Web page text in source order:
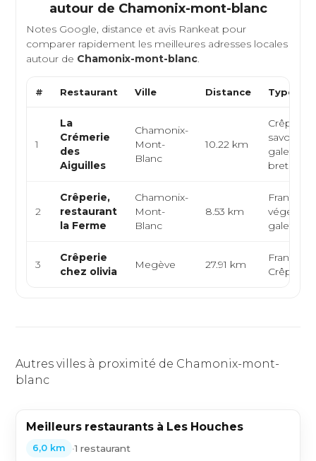
autour de Chamonix-mont-blanc
Notes Google, distance et avis Rankeat pour
comparer rapidement les meilleures adresses locales
autour de Chamonix-mont-blanc.
# Restaurant Ville Distance Type de
1
La
Crémerie
des
Aiguilles
Chamonix-
Mont-
Blanc
10.22 km
Crêperie,
galettes
2
Crêperie,
restaurant
la Ferme
Chamonix-
Mont-
Blanc
8.53 km
Française,
galettes,
3
Crêperie
chez olivia
Megève 27.91 km
Française,
Crêperie
Autres villes à proximité de Chamonix-mont-
blanc
Meilleurs restaurants à Les Houches
6,0 km •1 restaurant